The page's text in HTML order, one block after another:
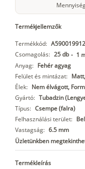
Termékjellemzők
Termékkód:
Csomagolás: 25 db - 1
Anyag: Fehér agyag
Felület és mintázat:
Élek: Nem élvágott,
Gyártó: Tubadzin
Típus: Csempe (falra)
Felhasználási terület:
Vastagság: 6.5 mm
Üzletünkben
Termékleírás